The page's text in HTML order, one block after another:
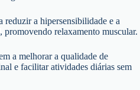
a hipersensibilidade e a
promovendo relaxamento muscular.
a melhorar a qualidade de
e facilitar atividades diárias sem